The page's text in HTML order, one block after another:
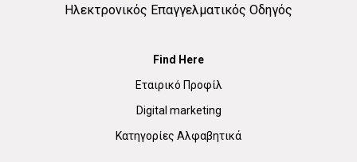
Ηλεκτρονικός Επαγγελματικός Οδηγός
Find Here
Εταιρικό Προφίλ
Digital marketing
Κατηγορίες Αλφαβητικά